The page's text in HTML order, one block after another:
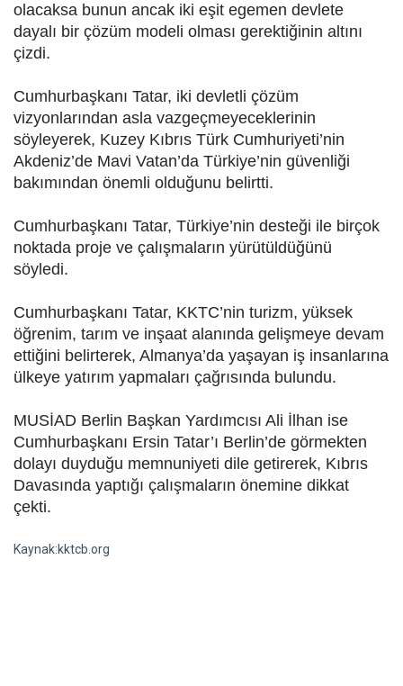
olacaksa bunun ancak iki eşit egemen devlete
dayalı bir çözüm modeli olması gerektiğinin altını
çizdi.
Cumhurbaşkanı Tatar, iki devletli çözüm
vizyonlarından asla vazgeçmeyeceklerinin
söyleyerek, Kuzey Kıbrıs Türk Cumhuriyeti’nin
Akdeniz’de Mavi Vatan’da Türkiye’nin güvenliği
bakımından önemli olduğunu belirtti.
Cumhurbaşkanı Tatar, Türkiye’nin desteği ile birçok
noktada proje ve çalışmaların yürütüldüğünü
söyledi.
Cumhurbaşkanı Tatar, KKTC’nin turizm, yüksek
öğrenim, tarım ve inşaat alanında gelişmeye devam
ettiğini belirterek, Almanya’da yaşayan iş insanlarına
ülkeye yatırım yapmaları çağrısında bulundu.
MUSİAD Berlin Başkan Yardımcısı Ali İlhan ise
Cumhurbaşkanı Ersin Tatar’ı Berlin’de görmekten
dolayı duyduğu memnuniyeti dile getirerek, Kıbrıs
Davasında yaptığı çalışmaların önemine dikkat
çekti.
Kaynak:kktcb.org